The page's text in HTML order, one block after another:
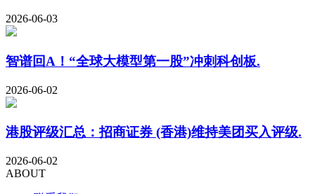
2026-06-03
智谱回A！“全球大模型第一股”冲刺科创板.
2026-06-02
港股评级汇总：招商证券 (香港)维持美团买入评级.
2026-06-02
ABOUT